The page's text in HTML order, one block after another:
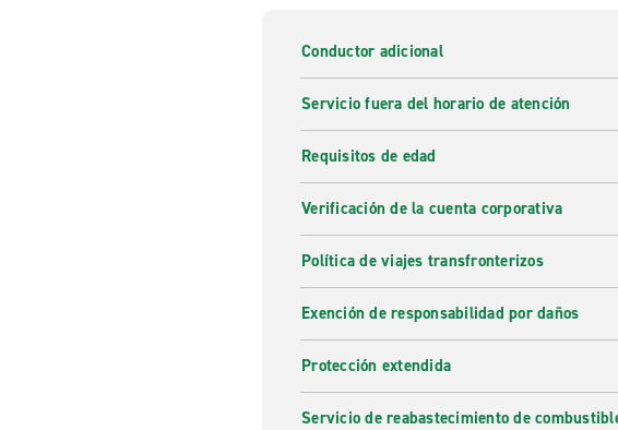
Conductor adicional
Servicio fuera del horario de atención
Requisitos de edad
Verificación de la cuenta corporativa
Política de viajes transfronterizos
Exención de responsabilidad por daños
Protección extendida
Servicio de reabastecimiento de